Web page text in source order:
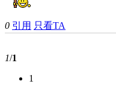
0 引用 只看TA
1/1
1